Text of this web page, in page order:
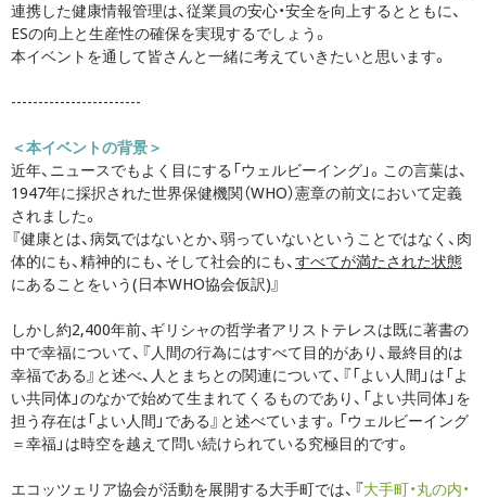
連携した健康情報管理は、従業員の安心・安全を向上するとともに、
ESの向上と生産性の確保を実現するでしょう。
本イベントを通して皆さんと一緒に考えていきたいと思います。
------------------------
＜本イベントの背景＞
近年、ニュースでもよく目にする「ウェルビーイング」。この言葉は、
1947年に採択された世界保健機関（WHO）憲章の前文において定義
されました。
『健康とは、病気ではないとか、弱っていないということではなく、肉
体的にも、精神的にも、そして社会的にも、 すべてが満たされた状態
にあることをいう(日本WHO協会仮訳)』
しかし約2,400年前、ギリシャの哲学者アリストテレスは既に著書の
中で幸福について、『人間の行為にはすべて目的があり、最終目的は
幸福である』と述べ、人とまちとの関連について、『「よい人間」は「よ
い共同体」のなかで始めて生まれてくるものであり、「よい共同体」を
担う存在は「よい人間」である』と述べています。「ウェルビーイング
＝幸福」は時空を越えて問い続けられている究極目的です。
エコッツェリア協会が活動を展開する大手町では、『大手町・丸の内・